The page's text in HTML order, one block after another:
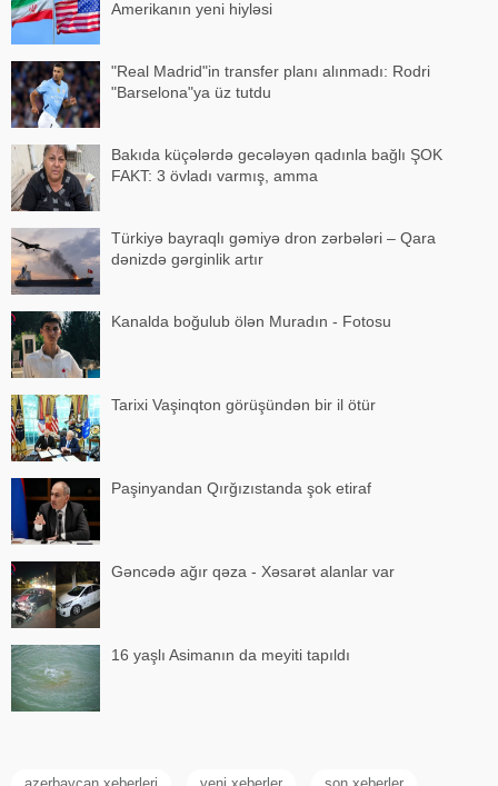
Amerikanın yeni hiyləsi
"Real Madrid"in transfer planı alınmadı: Rodri
"Barselona"ya üz tutdu
Bakıda küçələrdə gecələyən qadınla bağlı ŞOK
FAKT: 3 övladı varmış, amma
Türkiyə bayraqlı gəmiyə dron zərbələri – Qara
dənizdə gərginlik artır
Kanalda boğulub ölən Muradın - Fotosu
Tarixi Vaşinqton görüşündən bir il ötür
Paşinyandan Qırğızıstanda şok etiraf
Gəncədə ağır qəza - Xəsarət alanlar var
16 yaşlı Asimanın da meyiti tapıldı